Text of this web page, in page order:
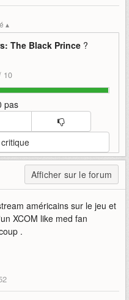
▴
The Black Prince ?
10
pas
Afficher sur le forum
américains sur le jeu et
XCOM like med fan
.